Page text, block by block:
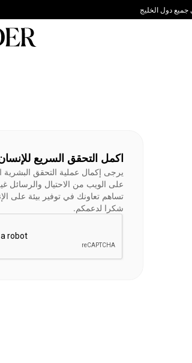
اكمل التحقق السريع
يرجى إكمال عملية التحقق البشرية
على الويب من الاحتيال والرسائل
تساهم تعاونك في توفير بيئة على
شكرا لدعمكم.